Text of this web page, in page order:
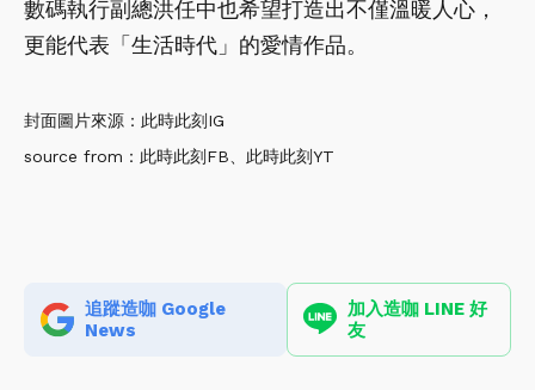
數碼執行副總洪任中也希望打造出不僅溫暖人心，
更能代表「生活時代」的愛情作品。
封面圖片來源：此時此刻IG
source from：此時此刻FB、此時此刻YT
追蹤造咖 Google
News
加入造咖 LINE 好
友